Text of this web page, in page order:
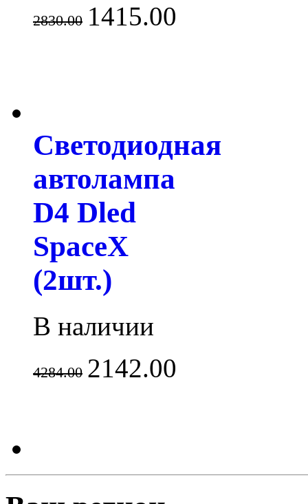
2830.00 1415.00
Светодиодная
автолампа
D4 Dled
SpaceX
(2шт.)
В наличии
4284.00 2142.00